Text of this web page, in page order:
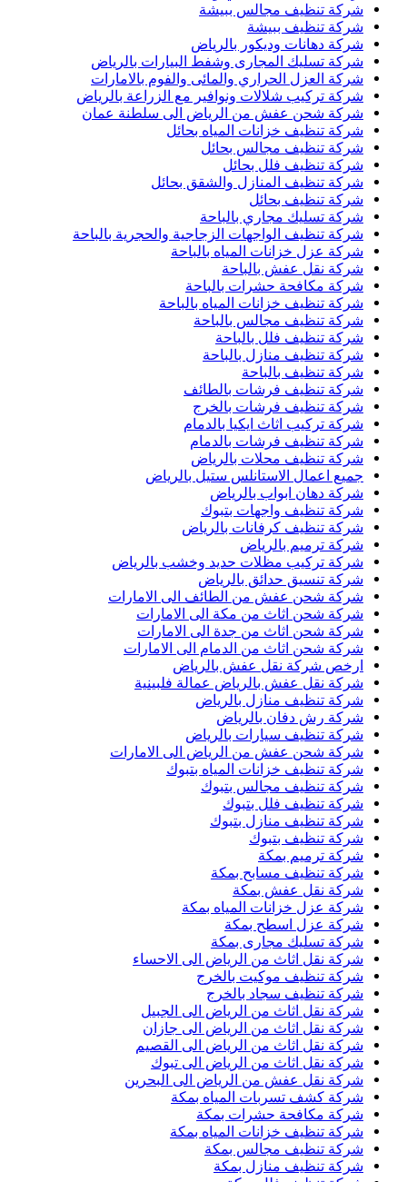
شركة تنظيف مجالس ببيشة
شركة تنظيف ببيشة
شركة دهانات وديكور بالرياض
شركة تسليك المجارى وشفط البيارات بالرياض
شركة العزل الحراري والمائى والفوم بالامارات
شركة تركيب شلالات ونوافير مع الزراعة بالرياض
شركة شحن عفش من الرياض الى سلطنة عمان
شركة تنظيف خزانات المياه بحائل
شركة تنظيف مجالس بحائل
شركة تنظيف فلل بحائل
شركة تنظيف المنازل والشقق بحائل
شركة تنظيف بحائل
شركة تسليك مجاري بالباحة
شركة تنظيف الواجهات الزجاجية والحجرية بالباحة
شركة عزل خزانات المياه بالباحة
شركة نقل عفش بالباحة
شركة مكافحة حشرات بالباحة
شركة تنظيف خزانات المياه بالباحة
شركة تنظيف مجالس بالباحة
شركة تنظيف فلل بالباحة
شركة تنظيف منازل بالباحة
شركة تنظيف بالباحة
شركة تنظيف فرشات بالطائف
شركة تنظيف فرشات بالخرج
شركة تركيب اثاث ايكيا بالدمام
شركة تنظيف فرشات بالدمام
شركة تنظيف محلات بالرياض
جميع اعمال الاستانلس ستيل بالرياض
شركة دهان ابواب بالرياض
شركة تنظيف واجهات بتبوك
شركة تنظيف كرفانات بالرياض
شركة ترميم بالرياض
شركة تركيب مظلات حديد وخشب بالرياض
شركة تنسيق حدائق بالرياض
شركة شحن عفش من الطائف الى الامارات
شركة شحن اثاث من مكة الى الامارات
شركة شحن اثاث من جدة الى الامارات
شركة شحن اثاث من الدمام الى الامارات
ارخص شركة نقل عفش بالرياض
شركة نقل عفش بالرياض عمالة فلبينية
شركة تنظيف منازل بالرياض
شركة رش دفان بالرياض
شركة تنظيف سيارات بالرياض
شركة شحن عفش من الرياض الى الامارات
شركة تنظيف خزانات المياه بتبوك
شركة تنظيف مجالس بتبوك
شركة تنظيف فلل بتبوك
شركة تنظيف منازل بتبوك
شركة تنظيف بتبوك
شركة ترميم بمكة
شركة تنظيف مسابح بمكة
شركة نقل عفش بمكة
شركة عزل خزانات المياه بمكة
شركة عزل اسطح بمكة
شركة تسليك مجارى بمكة
شركة نقل اثاث من الرياض الى الاحساء
شركة تنظيف موكيت بالخرج
شركة تنظيف سجاد بالخرج
شركة نقل اثاث من الرياض الى الجبيل
شركة نقل اثاث من الرياض الى جازان
شركة نقل اثاث من الرياض الى القصيم
شركة نقل اثاث من الرياض الى تبوك
شركة نقل عفش من الرياض الى البحرين
شركة كشف تسربات المياه بمكة
شركة مكافحة حشرات بمكة
شركة تنظيف خزانات المياه بمكة
شركة تنظيف مجالس بمكة
شركة تنظيف منازل بمكة